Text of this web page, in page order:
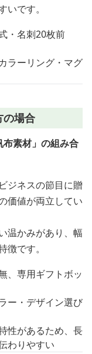
です。
・名刺20枚前
ラーリング・マグ
の場合
素材」の組み合
ジネスの節目に贈
価値が両立してい
温かみがあり、幅
です。
、専用ギフトボッ
ー・デザイン選び
性があるため、長
わりやすい